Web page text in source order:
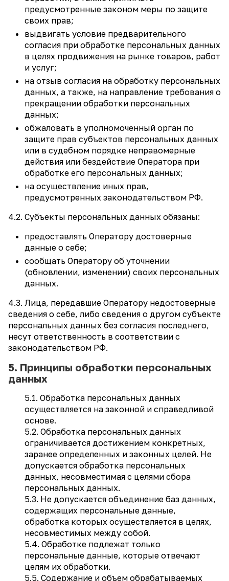
предусмотренные законом меры по защите
своих прав;
выдвигать условие предварительного
согласия при обработке персональных данных
в целях продвижения на рынке товаров, работ
и услуг;
на отзыв согласия на обработку персональных
данных, а также, на направление требования о
прекращении обработки персональных
данных;
обжаловать в уполномоченный орган по
защите прав субъектов персональных данных
или в судебном порядке неправомерные
действия или бездействие Оператора при
обработке его персональных данных;
на осуществление иных прав,
предусмотренных законодательством РФ.
4.2. Субъекты персональных данных обязаны:
предоставлять Оператору достоверные
данные о себе;
сообщать Оператору об уточнении
(обновлении, изменении) своих персональных
данных.
4.3. Лица, передавшие Оператору недостоверные
сведения о себе, либо сведения о другом субъекте
персональных данных без согласия последнего,
несут ответственность в соответствии с
законодательством РФ.
5. Принципы обработки персональных
данных
5.1. Обработка персональных данных
осуществляется на законной и справедливой
основе.
5.2. Обработка персональных данных
ограничивается достижением конкретных,
заранее определенных и законных целей. Не
допускается обработка персональных
данных, несовместимая с целями сбора
персональных данных.
5.3. Не допускается объединение баз данных,
содержащих персональные данные,
обработка которых осуществляется в целях,
несовместимых между собой.
5.4. Обработке подлежат только
персональные данные, которые отвечают
целям их обработки.
5.5. Содержание и объем обрабатываемых